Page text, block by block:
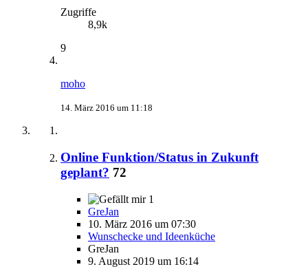
Zugriffe
8,9k
9
moho
14. März 2016 um 11:18
Online Funktion/Status in Zukunft
geplant? 72
1
GreJan
10. März 2016 um 07:30
Wunschecke und Ideenküche
GreJan
9. August 2019 um 16:14